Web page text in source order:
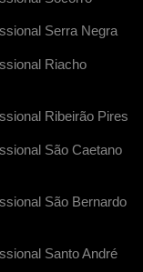
Serra Negra
Riacho
Ribeirão Pires
São Caetano
São Bernardo
Santo André